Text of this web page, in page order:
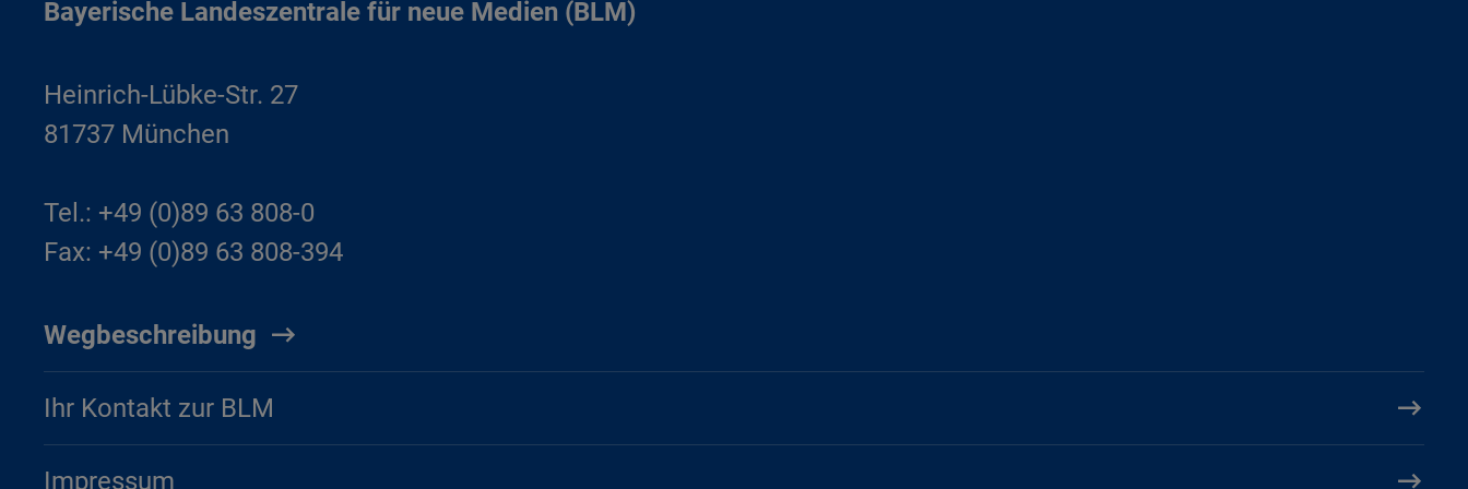
Bayerische Landeszentrale für neue Medien (BLM)
Heinrich-Lübke-Str. 27
81737 München
Tel.: +49 (0)89 63 808-0
Fax: +49 (0)89 63 808-394
Wegbeschreibung
Ihr Kontakt zur BLM
Impressum